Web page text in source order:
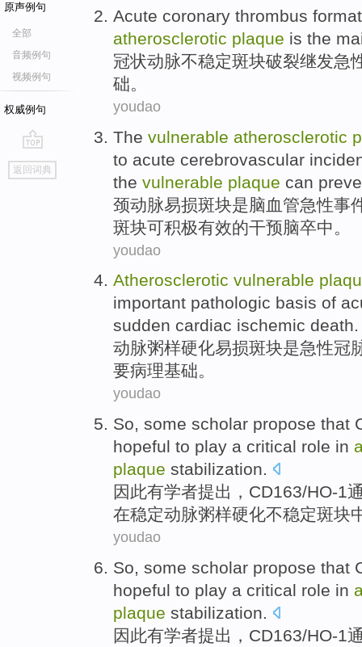
原声例句
全部
音频例句
视频例句
权威例句
go
top
返回词典
Acute coronary thrombus
atherosclerotic plaque is the
冠状动脉不稳定斑块破裂继发急
础。
youdao
The vulnerable atherosclerotic
to acute cerebrovascular
the vulnerable plaque can
颈动脉易损斑块是 脑血管急性事
斑块可积极有效的干预 脑卒中 。
youdao
Atherosclerotic vulnerable
important pathologic basis of
sudden cardiac ischemic death.
动脉粥样硬化易损斑块是急性冠
要病理基础。
youdao
So, some scholar propose that
hopeful to play a critical role in
plaque stabilization.
因此有学者提出 ， CD163/HO-1
在稳定动脉粥样硬化不稳定斑块
youdao
So, some scholar propose that
hopeful to play a critical role in
plaque stabilization.
因此有学者提出 ， CD163/HO-1